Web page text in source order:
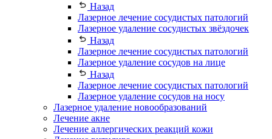
Назад
Лазерное лечение сосудистых патологий
Лазерное удаление сосудистых звёздочек
Назад
Лазерное лечение сосудистых патологий
Лазерное удаление сосудов на лице
Назад
Лазерное лечение сосудистых патологий
Лазерное удаление сосудов на носу
Лазерное удаление новообразований
Лечение акне
Лечение аллергических реакций кожи